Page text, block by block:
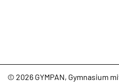
© 2026 GYMPAN, Gymnasium